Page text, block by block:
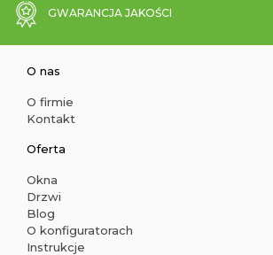
GWARANCJA JAKOŚCI
O nas
O firmie
Kontakt
Oferta
Okna
Drzwi
Blog
O konfiguratorach
Instrukcje